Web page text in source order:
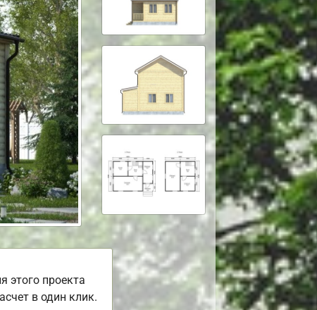
этого проекта
в один клик.